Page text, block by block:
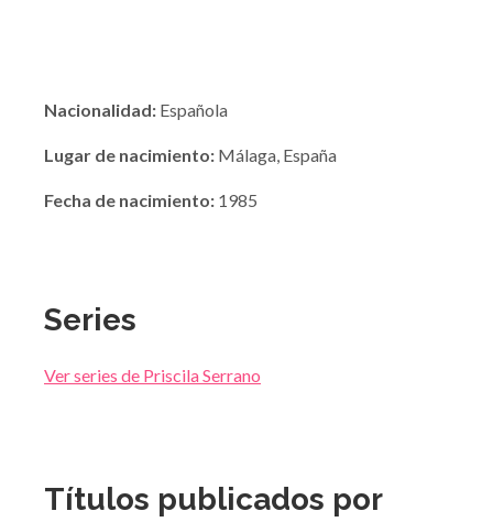
Nacionalidad: Española
Lugar de nacimiento: Málaga, España
Fecha de nacimiento: 1985
Series
Ver series de Priscila Serrano
Títulos publicados por